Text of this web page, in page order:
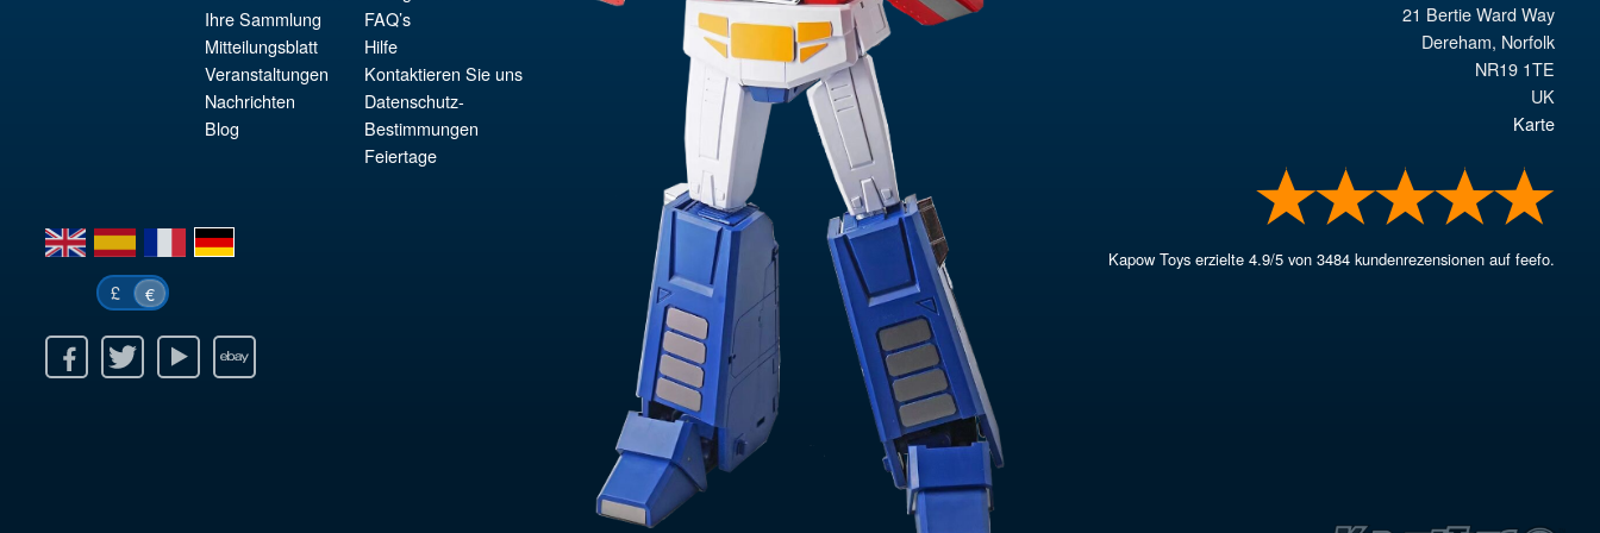
Ihre Sammlung
Mitteilungsblatt
Veranstaltungen
Nachrichten
Blog
FAQ’s
Hilfe
Kontaktieren Sie uns
Datenschutz-
Bestimmungen
Feiertage
en es fr de
£ €
Youtube Ebay
21 Bertie Ward Way
Dereham, Norfolk
NR19 1TE
UK
Karte
Kapow Toys erzielte4.9/5 von3484 kundenrezensionen auf feefo.